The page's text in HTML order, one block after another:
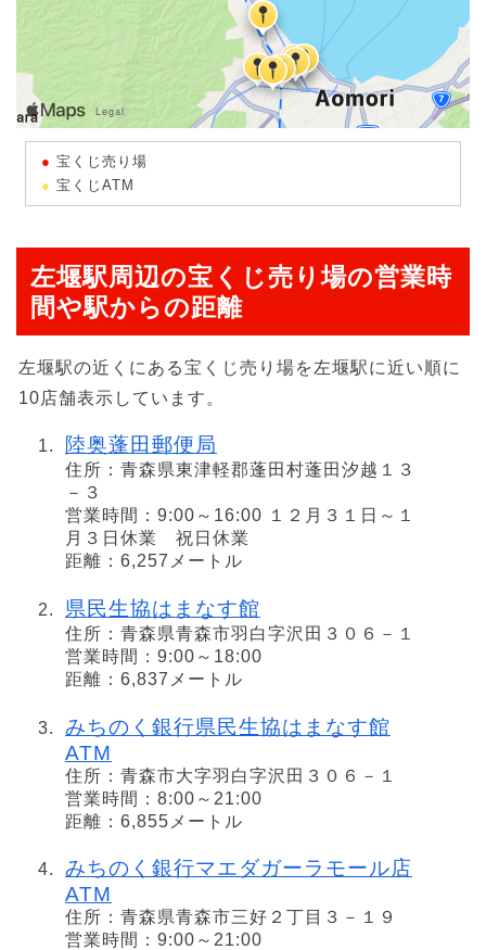
宝くじ売り場
宝くじATM
左堰駅周辺の宝くじ売り場の営業時
間や駅からの距離
左堰駅の近くにある宝くじ売り場を左堰駅に近い順に
10店舗表示しています。
陸奥蓬田郵便局
住所：青森県東津軽郡蓬田村蓬田汐越１３
－３
営業時間：9:00～16:00 １２月３１日～１
月３日休業 祝日休業
距離：6,257メートル
県民生協はまなす館
住所：青森県青森市羽白字沢田３０６－１
営業時間：9:00～18:00
距離：6,837メートル
みちのく銀行県民生協はまなす館
ATM
住所：青森市大字羽白字沢田３０６－１
営業時間：8:00～21:00
距離：6,855メートル
みちのく銀行マエダガーラモール店
ATM
住所：青森県青森市三好２丁目３－１９
営業時間：9:00～21:00